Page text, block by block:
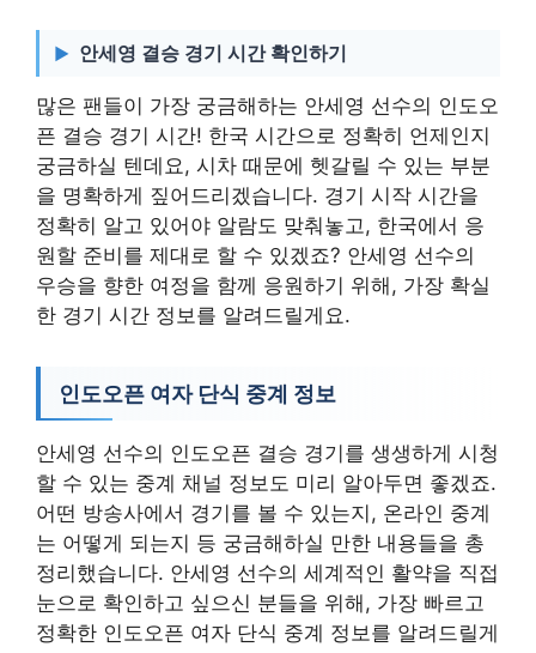
안세영 결승 경기 시간 확인하기
많은 팬들이 가장 궁금해하는 안세영 선수의 인도오
픈 결승 경기 시간! 한국 시간으로 정확히 언제인지
궁금하실 텐데요, 시차 때문에 헷갈릴 수 있는 부분
을 명확하게 짚어드리겠습니다. 경기 시작 시간을
정확히 알고 있어야 알람도 맞춰놓고, 한국에서 응
원할 준비를 제대로 할 수 있겠죠? 안세영 선수의
우승을 향한 여정을 함께 응원하기 위해, 가장 확실
한 경기 시간 정보를 알려드릴게요.
인도오픈 여자 단식 중계 정보
안세영 선수의 인도오픈 결승 경기를 생생하게 시청
할 수 있는 중계 채널 정보도 미리 알아두면 좋겠죠.
어떤 방송사에서 경기를 볼 수 있는지, 온라인 중계
는 어떻게 되는지 등 궁금해하실 만한 내용들을 총
정리했습니다. 안세영 선수의 세계적인 활약을 직접
눈으로 확인하고 싶으신 분들을 위해, 가장 빠르고
정확한 인도오픈 여자 단식 중계 정보를 알려드릴게